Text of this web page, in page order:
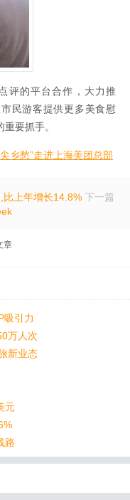
评的平台合作，大力推
民游客提供更多美食慰
要抓手。
乡愁”走进上海美团总部
上年增长14.8% 下一篇
章
吸引力
万人次
新业态
元
路